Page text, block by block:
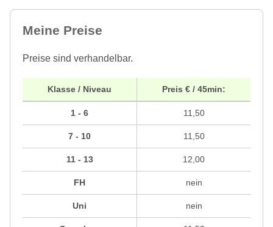
Meine Preise
Preise sind verhandelbar.
Klasse / Niveau
1 - 6
7 - 10
11 - 13
FH
Uni
Preis € / 45min:
11,50
11,50
12,00
nein
nein